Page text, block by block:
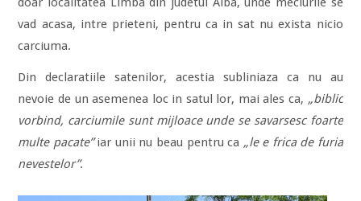
vad acasa, intre prieteni, pentru ca in sat nu exista nicio
carciuma.
Din declaratiile satenilor, acestia subliniaza ca nu au
nevoie de un asemenea loc in satul lor, mai ales ca, „biblic
vorbind, carciumile sunt mijloace unde se savarsesc foarte
multe pacate”iar unii nu beau pentru ca „le e frica de furia
nevestelor”.